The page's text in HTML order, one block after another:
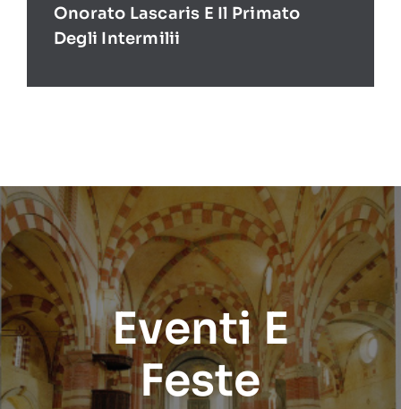
Onorato Lascaris E Il Primato
Degli Intermilii
Eventi E
Feste